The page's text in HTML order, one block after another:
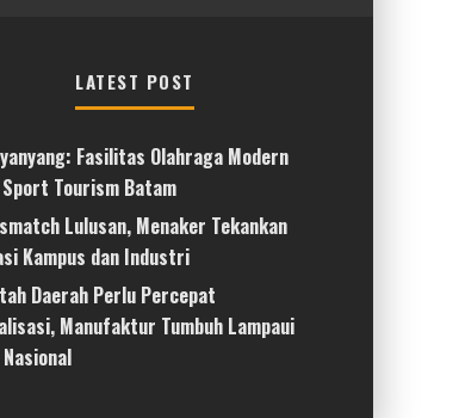
LATEST POST
Fasilitas Olahraga Modern
Tourism Batam
Lulusan, Menaker Tekankan
Kampus dan Industri
Daerah Perlu Percepat
Manufaktur Tumbuh Lampaui